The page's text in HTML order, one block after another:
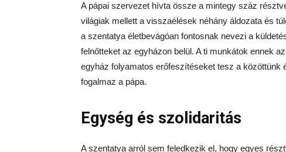
A pápai szervezet hívta össze a mintegy száz
világiak mellett a visszaélések néhány áldozata és
a szentatya életbevágóan fontosnak nevezi a
felnőtteket az egyházon belül. A ti munkátok ennek
egyház folyamatos erőfeszítéseket tesz a
fogalmaz a pápa.
Egység és szolidaritás
A szentatya arról sem feledkezik el, hogy egyes